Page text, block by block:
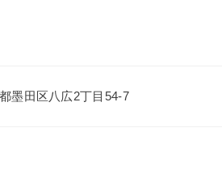
墨田区八広2丁目54-7